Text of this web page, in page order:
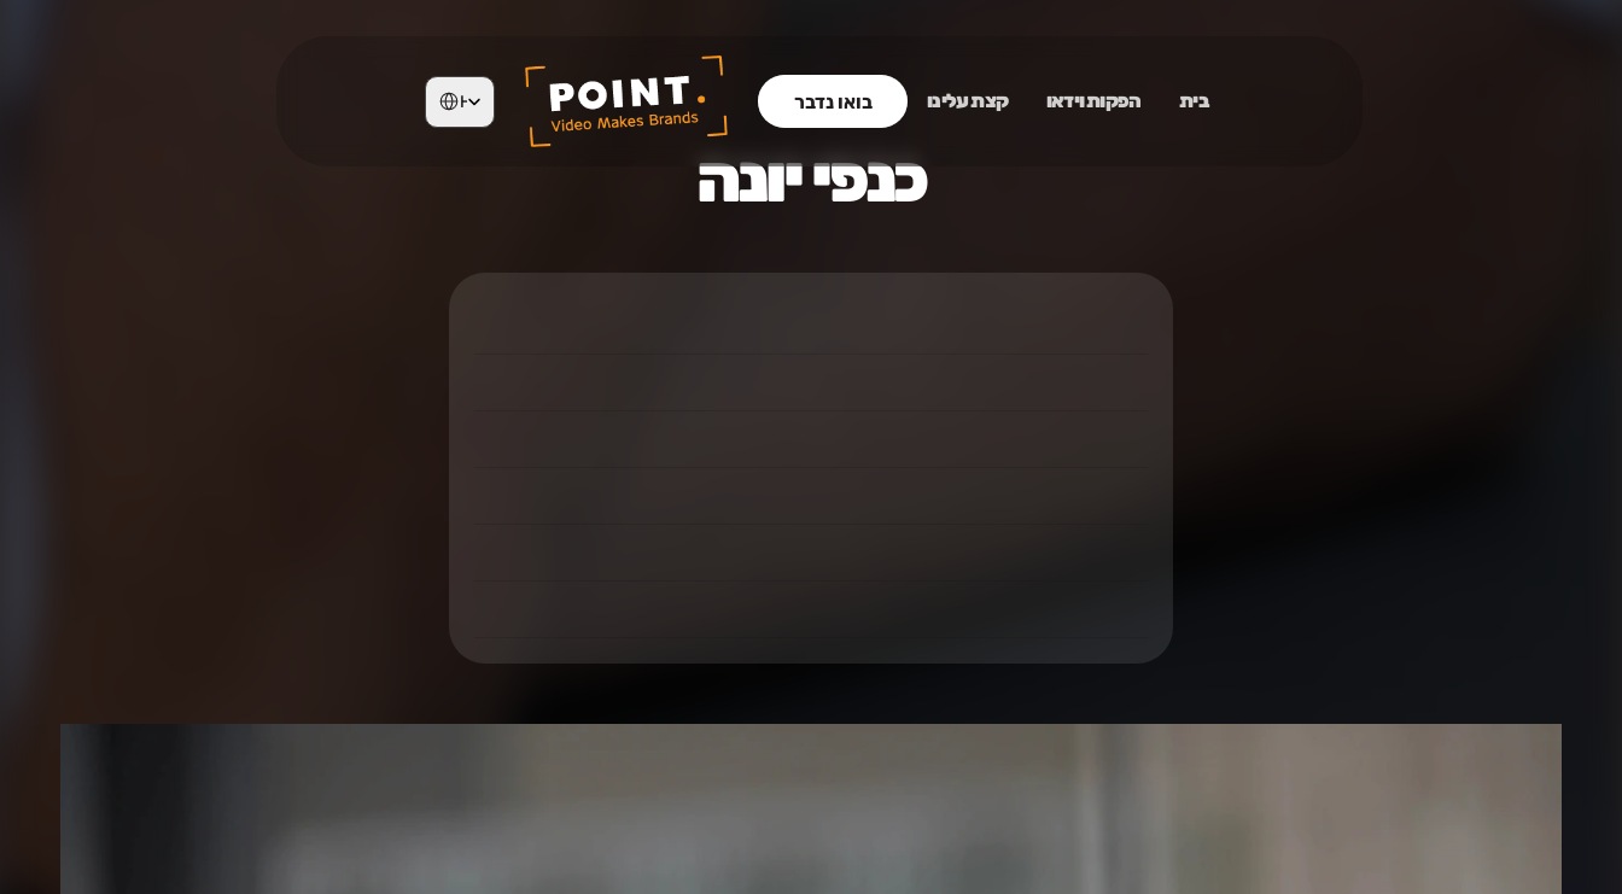
Select Language
Hebrew בואו נדבר קצת עלינו הפקות וידאו בית
כנפי יונה